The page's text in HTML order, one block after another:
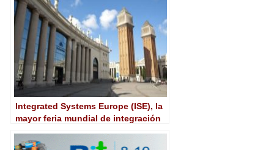
Integrated Systems Europe (ISE), la
mayor feria mundial de integración
Barcelona a partir de la edición de